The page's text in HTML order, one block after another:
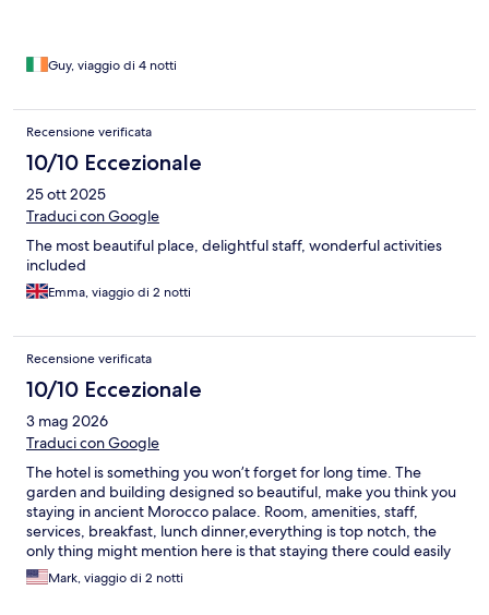
Guy, viaggio di 4 notti
Recensione verificata
10/10 Eccezionale
25 ott 2025
Traduci con Google
The most beautiful place, delightful staff, wonderful activities
included
Emma, viaggio di 2 notti
Recensione verificata
10/10 Eccezionale
3 mag 2026
Traduci con Google
The hotel is something you won’t forget for long time. The
garden and building designed so beautiful, make you think you
staying in ancient Morocco palace. Room, amenities, staff,
services, breakfast, lunch dinner,everything is top notch, the
only thing might mention here is that staying there could easily
break your bank.
Mark, viaggio di 2 notti